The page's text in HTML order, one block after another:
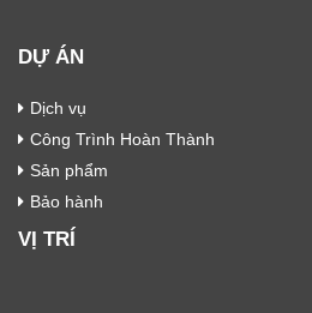
DỰ ÁN
Dịch vụ
Công Trình Hoàn Thành
Sản phẩm
Bảo hành
VỊ TRÍ